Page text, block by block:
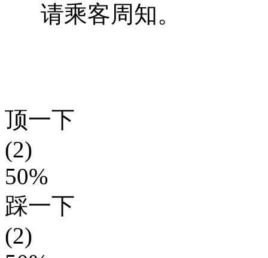
请乘客周知。
顶一下
(2)
50%
踩一下
(2)